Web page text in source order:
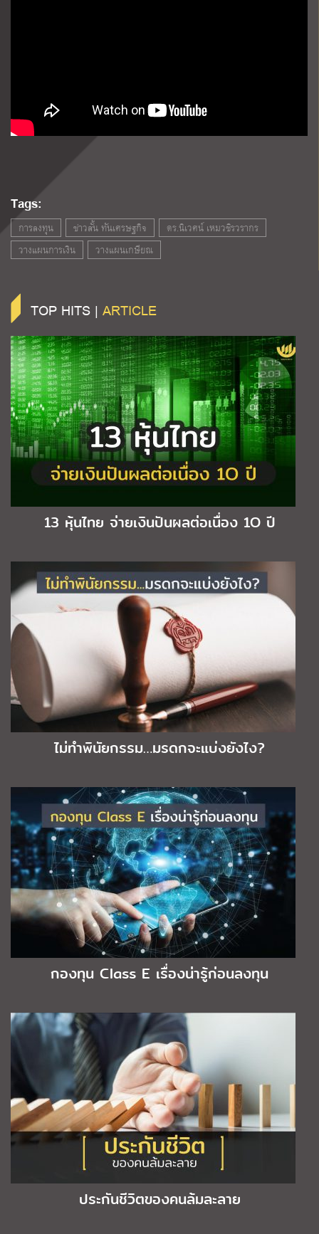
Tags:
การลงทุน ข่าวสั้น ทันเศรษฐกิจ
ดร.นิเวศน์ เหมวชิรวรากร
วางแผนการเงิน
วางแผนเกษียณ
TOP HITS | ARTICLE
13 หุ้นไทย จ่ายเงินปันผลต่อเนื่อง 1O ปี
ไม่ทำพินัยกรรม…มรดกจะแบ่งยังไง?
กองทุน Class E เรื่องน่ารู้ก่อนลงทุน
ประกันชีวิตของคนล้มละลาย